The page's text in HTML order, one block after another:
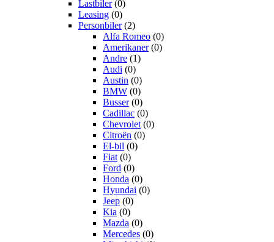
Lastbiler(0)
Leasing (0)
Personbiler(2)
Alfa Romeo (0)
Amerikaner(0)
Andre (1)
Audi (0)
Austin (0)
BMW (0)
Busser(0)
Cadillac (0)
Chevrolet (0)
Citroën (0)
El-bil (0)
Fiat (0)
Ford (0)
Honda (0)
Hyundai (0)
Jeep (0)
Kia (0)
Mazda (0)
Mercedes (0)